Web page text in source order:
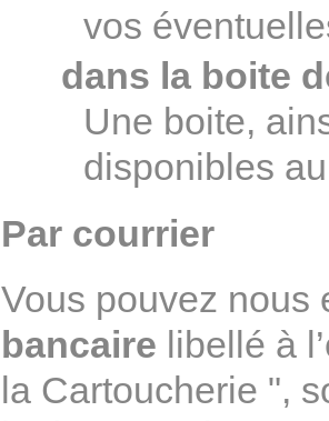
vos
dans la boite
Une boite,
disponibles
Par courrier
Vous pouvez
bancaire libellé à
la Cartoucherie ",